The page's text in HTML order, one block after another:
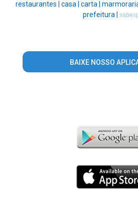
restaurantes | casa | carta | marmoraria
prefeitura | sabesp
BAIXE NOSSO